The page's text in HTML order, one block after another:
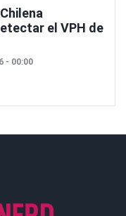
el VPH de
- 00:00